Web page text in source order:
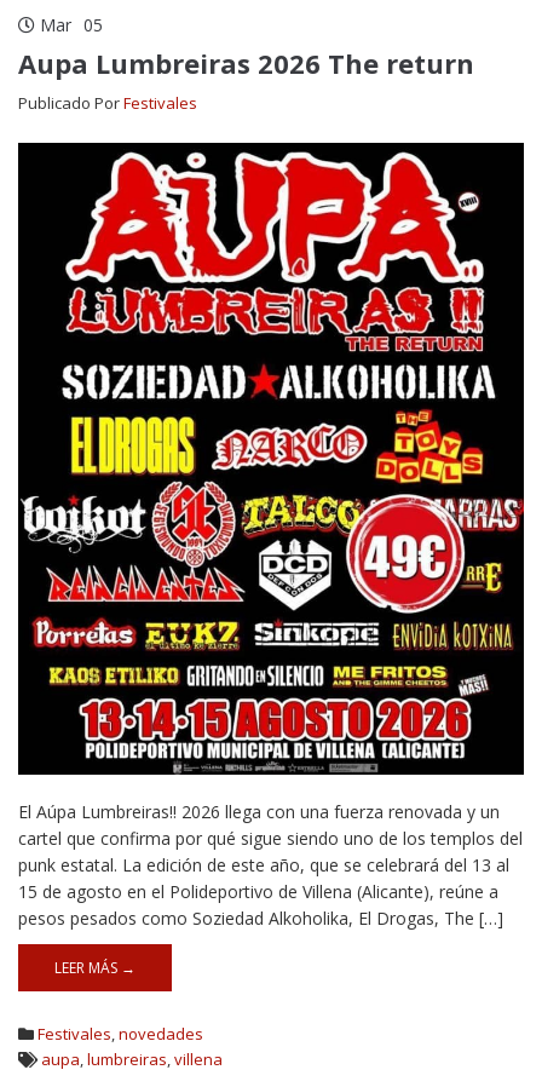
Mar 05
Aupa Lumbreiras 2026 The return
Publicado PorFestivales
El Aúpa Lumbreiras!! 2026 llega con una fuerza renovada y un
cartel que confirma por qué sigue siendo uno de los templos del
punk estatal. La edición de este año, que se celebrará del 13 al
15 de agosto en el Polideportivo de Villena (Alicante), reúne a
pesos pesados como Soziedad Alkoholika, El Drogas, The […]
LEER MÁS →
Festivales,novedades
aupa,lumbreiras,villena